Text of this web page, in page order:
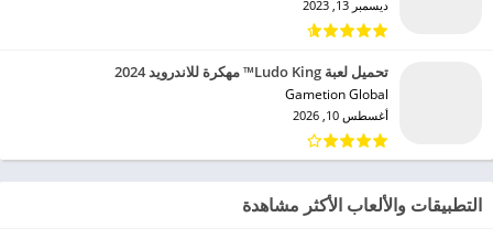
ديسمبر 13, 2023
تحميل لعبة Ludo King™ مهكرة للاندرويد 2024
Gametion Global‏
أغسطس 10, 2026
التطبيقات والألعاب الأكثر مشاهدة